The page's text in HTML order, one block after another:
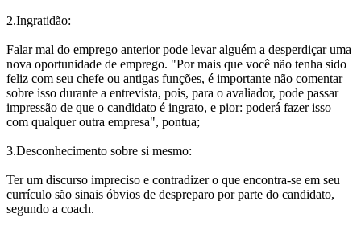
2.Ingratidão:
Falar mal do emprego anterior pode levar alguém a desperdiçar uma
nova oportunidade de emprego. "Por mais que você não tenha sido
feliz com seu chefe ou antigas funções, é importante não comentar
sobre isso durante a entrevista, pois, para o avaliador, pode passar
impressão de que o candidato é ingrato, e pior: poderá fazer isso
com qualquer outra empresa", pontua;
3.Desconhecimento sobre si mesmo:
Ter um discurso impreciso e contradizer o que encontra-se em seu
currículo são sinais óbvios de despreparo por parte do candidato,
segundo a coach.